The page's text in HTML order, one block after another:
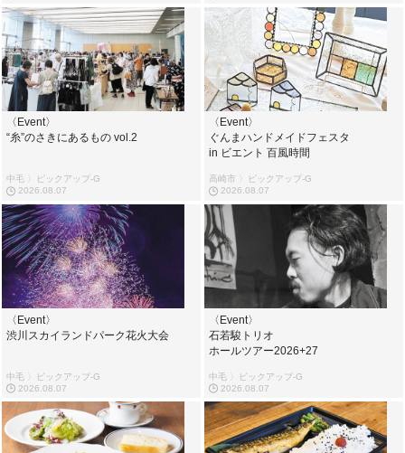
〈Event〉
“糸”のさきにあるもの vol.2
中毛 〉ピックアップ-G
2026.08.07
〈Event〉
ぐんまハンドメイドフェスタ
in ビエント 百風時間
高崎市 〉ピックアップ-G
2026.08.07
〈Event〉
渋川スカイランドパーク花火大会
中毛 〉ピックアップ-G
2026.08.07
〈Event〉
石若駿トリオ
ホールツアー2026+27
中毛 〉ピックアップ-G
2026.08.07